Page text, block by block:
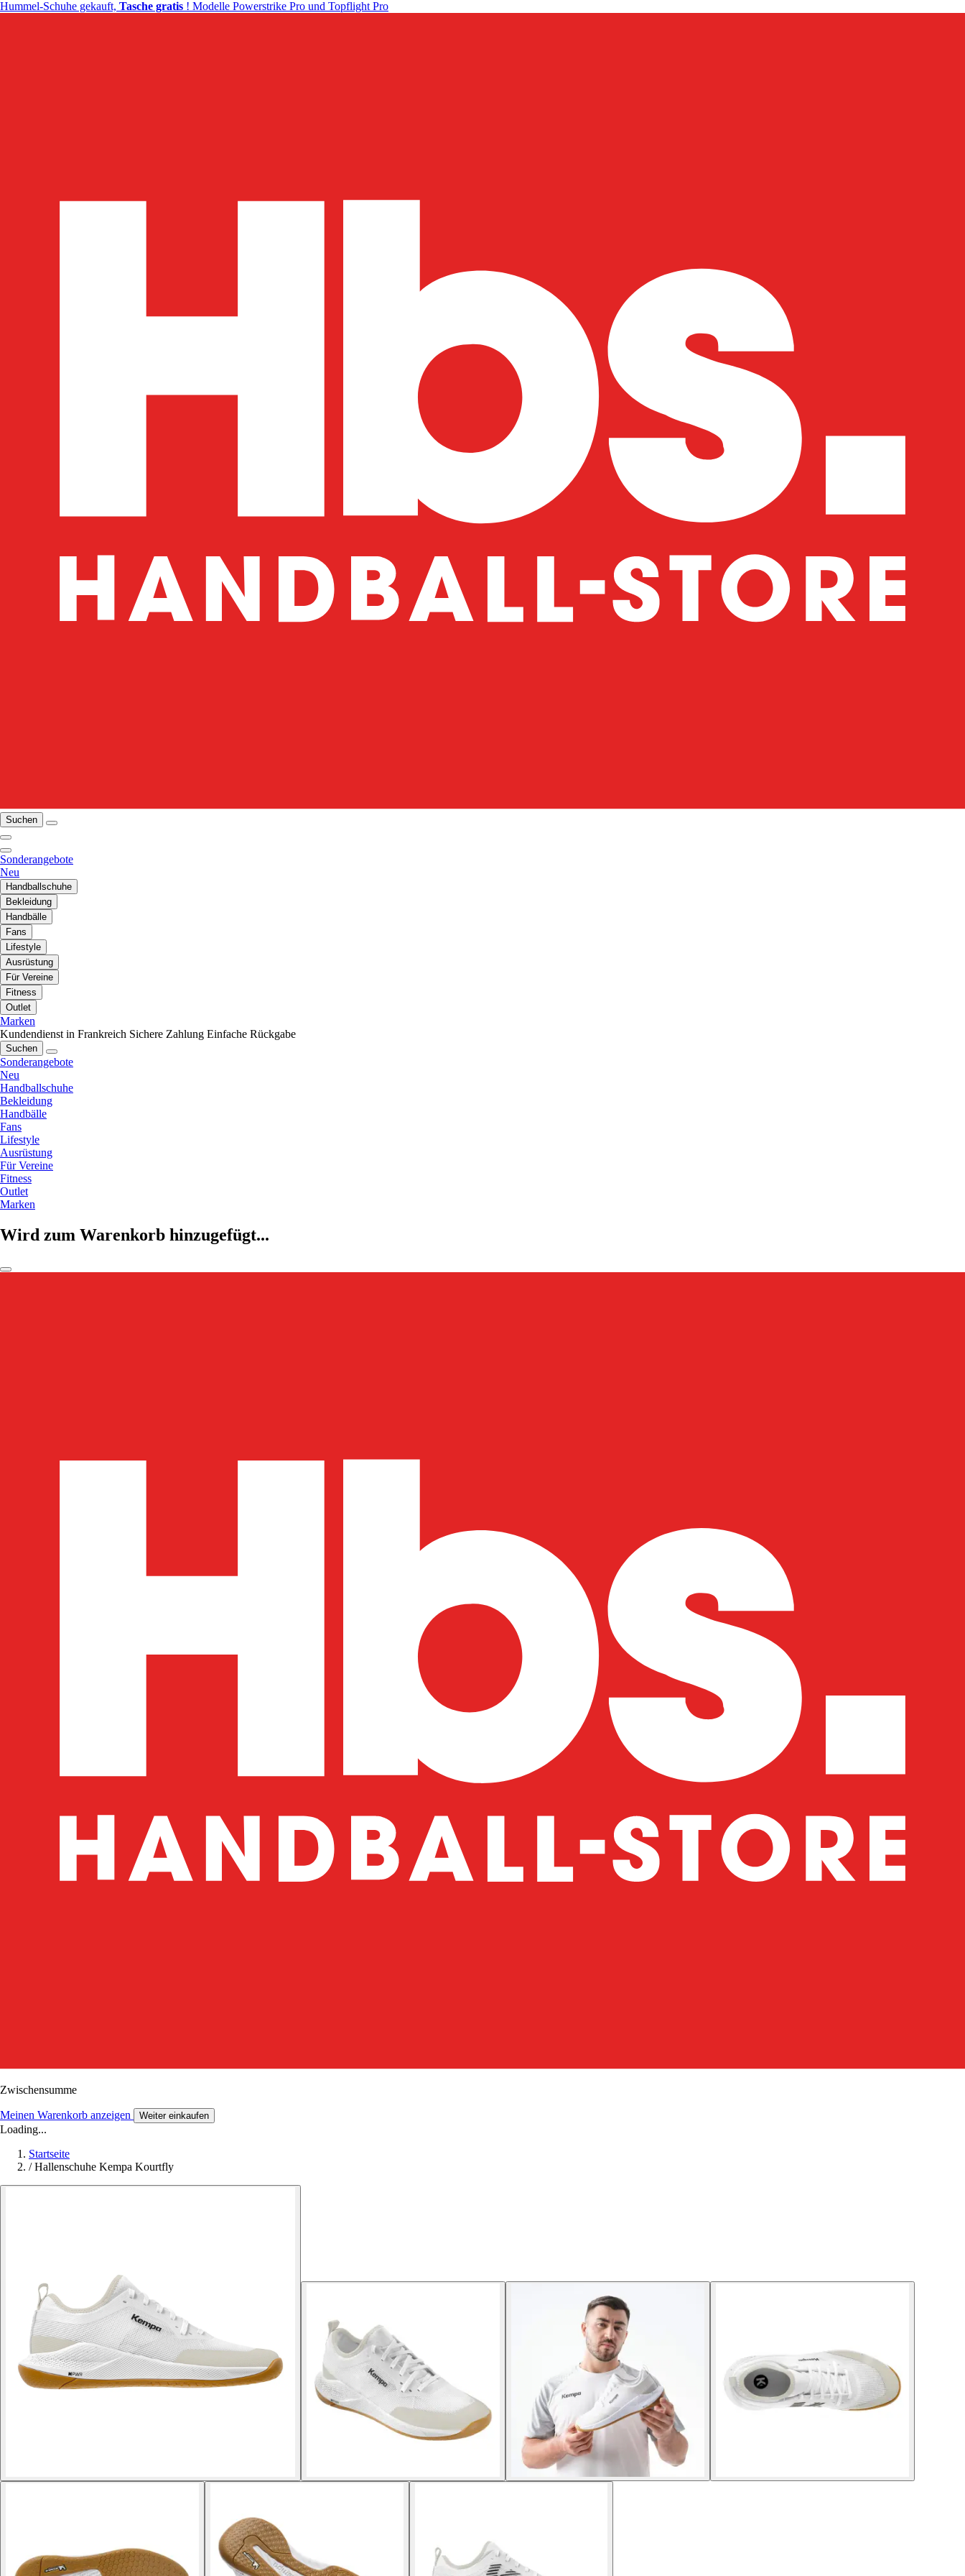
Hummel-Schuhe gekauft, Tasche gratis ! Modelle Powerstrike Pro und Topflight Pro
Suchen
Sonderangebote
Neu
Handballschuhe
Bekleidung
Handbälle
Fans
Lifestyle
Ausrüstung
Für Vereine
Fitness
Outlet
Marken
Kundendienst in Frankreich Sichere Zahlung Einfache Rückgabe
Suchen
Sonderangebote
Neu
Handballschuhe
Bekleidung
Handbälle
Fans
Lifestyle
Ausrüstung
Für Vereine
Fitness
Outlet
Marken
Wird zum Warenkorb hinzugefügt...
Zwischensumme
Meinen Warenkorb anzeigen Weiter einkaufen
Loading...
Startseite
/ Hallenschuhe Kempa Kourtfly